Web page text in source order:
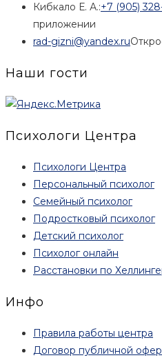
Кибкало Е. А.:+7 (905)
приложении
rad-gizni@yandex.ru
Наши гости
Психологи Центра
Психологи Центра
Персональный психолог
Семейный психолог
Подростковый психолог
Детский психолог
Психолог онлайн
Расстановки по
Инфо
Правила работы центра
Договор публичной